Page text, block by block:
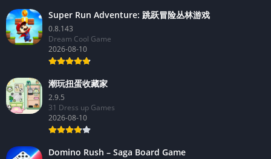
Super Run Adventure: 跳跃冒险丛林游戏
0.8.143
Dream Cool Game
2026-08-10
潮玩扭蛋收藏家
2.9.5
31 Dress up Games
2026-08-10
Domino Rush – Saga Board Game